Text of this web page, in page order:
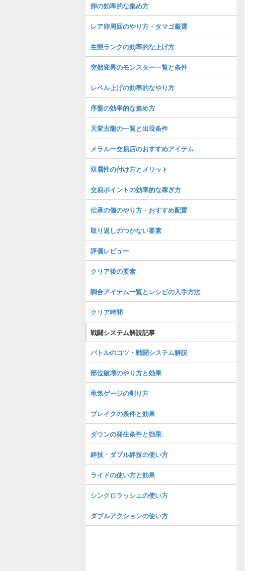
卵の効率的な集め方
レア卵周回のやり方・タマゴ厳選
生態ランクの効率的な上げ方
突然変異のモンスター一覧と条件
レベル上げの効率的なやり方
序盤の効率的な進め方
天変古龍の一覧と出現条件
メラルー交易店のおすすめアイテム
双属性の付け方とメリット
交易ポイントの効率的な稼ぎ方
伝承の儀のやり方・おすすめ配置
取り返しのつかない要素
評価レビュー
クリア後の要素
調合アイテム一覧とレシピの入手方法
クリア時間
戦闘システム解説記事
バトルのコツ・戦闘システム解説
部位破壊のやり方と効果
竜気ゲージの削り方
ブレイクの条件と効果
ダウンの発生条件と効果
絆技・ダブル絆技の使い方
ライドの使い方と効果
シンクロラッシュの使い方
ダブルアクションの使い方